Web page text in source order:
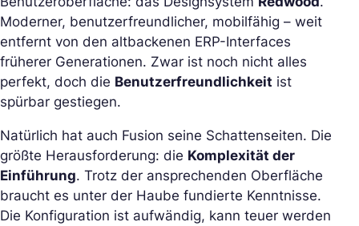
Moderner, benutzerfreundlicher, mobilfähig – weit
entfernt von den altbackenen ERP-Interfaces
früherer Generationen. Zwar ist noch nicht alles
perfekt, doch die Benutzerfreundlichkeit ist
spürbar gestiegen.
Natürlich hat auch Fusion seine Schattenseiten. Die
größte Herausforderung: die Komplexität der
Einführung. Trotz der ansprechenden Oberfläche
braucht es unter der Haube fundierte Kenntnisse.
Die Konfiguration ist aufwändig, kann teuer werden